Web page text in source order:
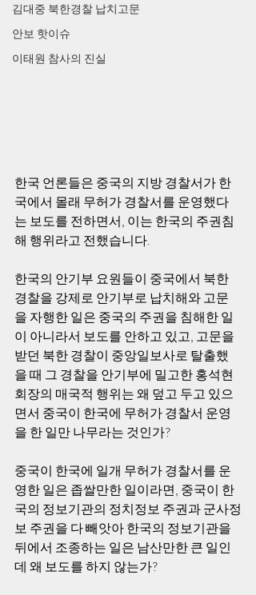
김대중 북한경찰 납치고문
안보 핫이슈
이태원 참사의 진실
한국 언론들은 중국의 지방 경찰서가 한
국에서 몰래 무허가 경찰서를 운영했다
는 보도를 전하면서, 이는 한국의 주권침
해 행위라고 전했습니다.
한국의 안기부 요원들이 중국에서 북한
경찰을 강제로 안기부로 납치해와 고문
을 자행한 일은 중국의 주권을 침해한 일
이 아니라서 보도를 안하고 있고, 고문을
받던 북한 경찰이 중앙일보사로 탈출했
을 때 그 경찰을 안기부에 밀고한 홍석현
회장의 매국적 행위는 왜 덮고 두고 있으
면서 중국이 한국에 무허가 경찰서 운영
을 한 일만 나무라는 것인가?
중국이 한국에 일개 무허가 경찰서를 운
영한 일은 좁쌀만한 일이라면, 중국이 한
국의 정보기관의 정치정보 주권과 군사정
보 주권을 다 빼앗아 한국의 정보기관을
뒤에서 조종하는 일은 남산만한 큰 일인
데 왜 보도를 하지 않는가?